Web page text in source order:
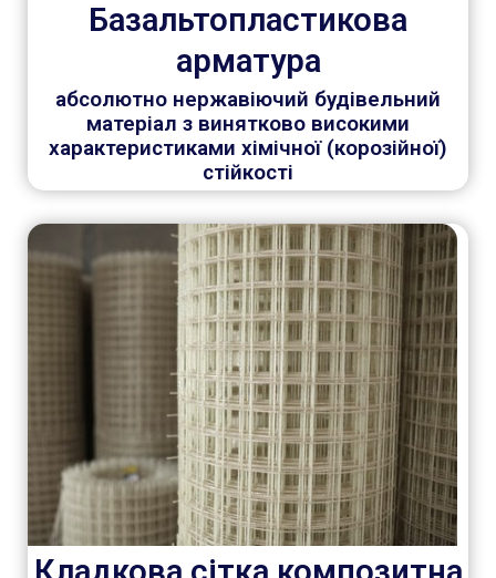
Базальтопластикова
арматура
абсолютно нержавіючий будівельний
матеріал з винятково високими
характеристиками хімічної (корозійної)
стійкості